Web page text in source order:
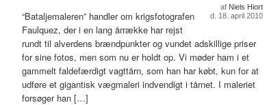
af Niels Hiort
d. 18. april 2010
“Bataljemaleren” handler om krigsfotografen
Faulquez, der i en lang årrække har rejst
rundt til alverdens brændpunkter og vundet adskillige priser
for sine fotos, men som nu er holdt op. Vi møder ham i et
gammelt faldefærdigt vagttårn, som han har købt, kun for at
udføre et gigantisk vægmaleri indvendigt i tårnet. I maleriet
forsøger han […]